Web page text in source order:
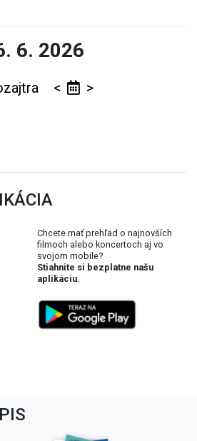
6. 2026
< >
Chcete mať prehľad o najnovších
filmoch alebo koncertoch aj vo
svojom mobile?
Stiahnite si bezplatne našu
aplikáciu.